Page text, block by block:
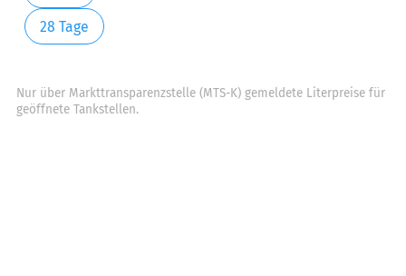
28 Tage
Nur über Markttransparenzstelle (MTS-K) gemeldete Literpreise für
geöffnete Tankstellen.